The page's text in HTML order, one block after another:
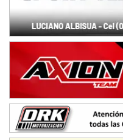
NORESTE SANTAFESINO - F6
Ciudad de Avellaneda (Asfalto)
Avellaneda (Santa Fe)
SUR SANTAFESINO - F4
José Samuel Sánchez (Tierra)
Rufino (Santa Fe)
TUCUMANO - F5
Juan Navarro (Asfalto)
El Timbó (Tucumán)